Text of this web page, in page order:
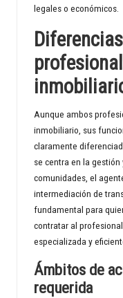
legales o económicos.
Aunque ambos
inmobiliario, sus
claramente
se centra en la
comunidades, el
intermediación de
fundamental para
contratar al
especializada y
Ámbitos de
requerida